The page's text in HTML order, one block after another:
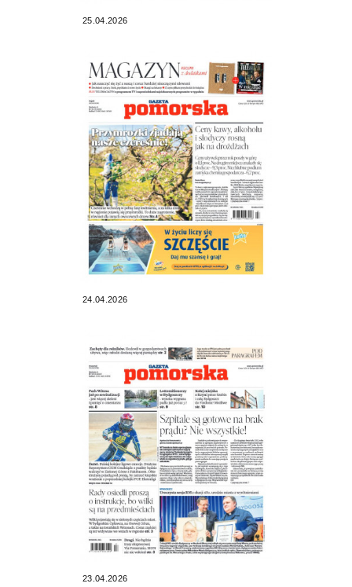
25.04.2026
24.04.2026
23.04.2026